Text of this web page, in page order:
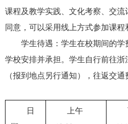
课程及教学实践、文化考察、交
同意，可以采用线上方式参加课程
学生待遇：学生在校期间的学
学校安排并承担。学生自行前往浙
（报到地点另行通知），往返交通
日
上午